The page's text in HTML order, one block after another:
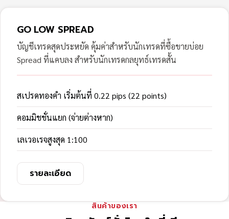
GO LOW SPREAD
บัญชีเทรดสุดประหยัด คุ้มค่าสำหรับนักเทรดที่ซื้อขายบ่อย
Spread ที่แคบลง สำหรับนักเทรดกลยุทธ์เทรดสั้น
สเปรดทองคำ เริ่มต้นที่ 0.22 pips (22 points)
คอมมิชชั่นแยก (จ่ายต่างหาก)
เลเวอเรจสูงสุด 1:100
รายละเอียด
สินค้าของเรา